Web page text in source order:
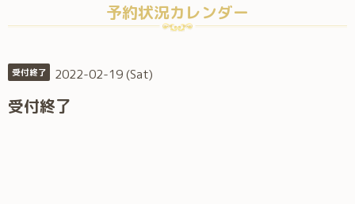
予約状況カレンダー
受付終了 2022-02-19 (Sat)
受付終了